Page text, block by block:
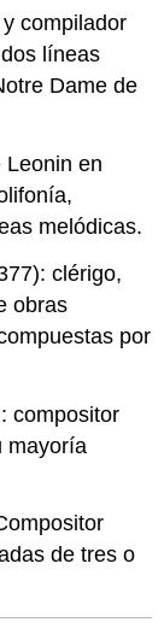
compilador
líneas
Dame de
en
melódicas.
clérigo,
obras
por
compositor
mayoría
de tres o